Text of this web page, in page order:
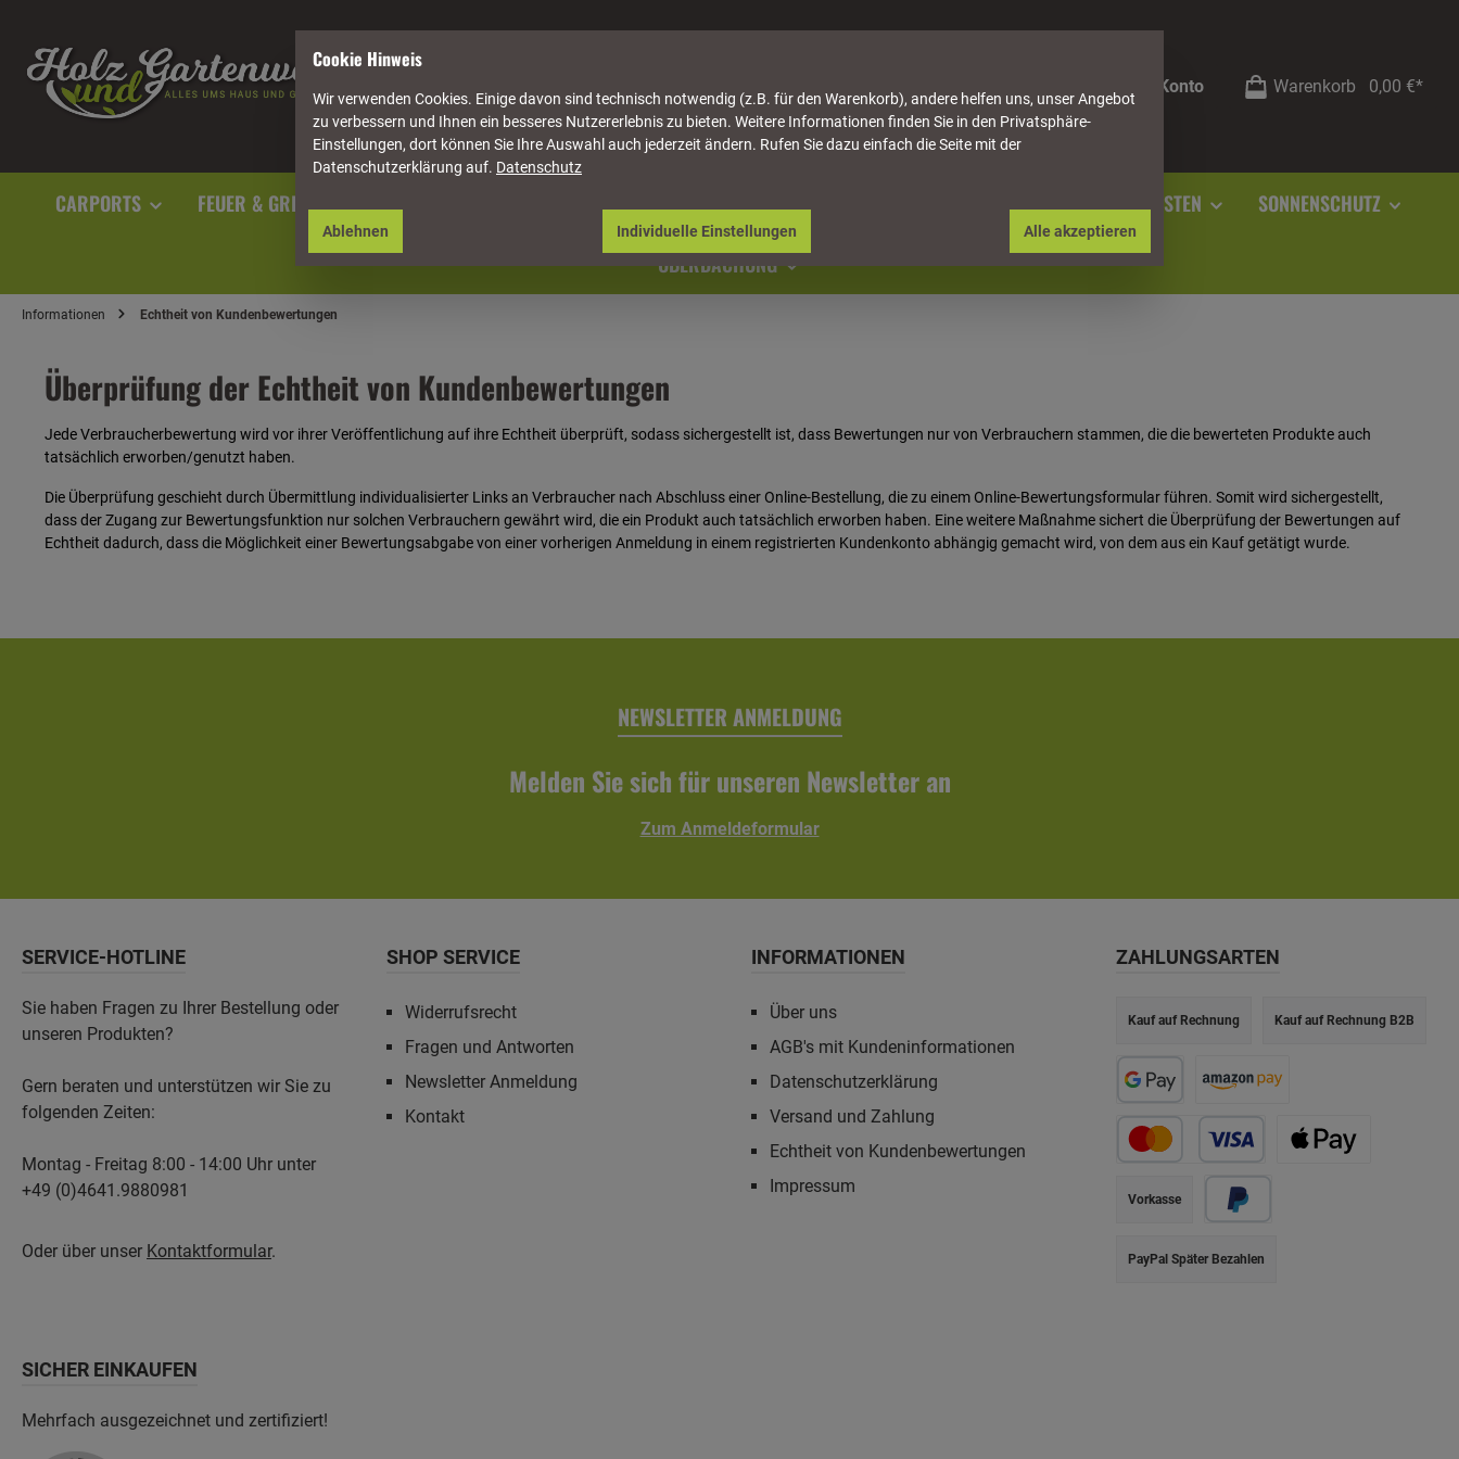
Mein Konto Warenkorb 0,00 €*
CARPORTS FEUER & GRILL GARTENAUSSTATTUNG HÄUSER & PAVILLONS NATURSTEIN SOCKELLEISTEN SONNENSCHUTZ
ÜBERDACHUNG
Informationen Echtheit von Kundenbewertungen
Überprüfung der Echtheit von Kundenbewertungen
Jede Verbraucherbewertung wird vor ihrer Veröffentlichung auf ihre Echtheit überprüft, sodass sichergestellt ist, dass Bewertungen nur von Verbrauchern stammen, die die bewerteten Produkte auch
tatsächlich erworben/genutzt haben.
Die Überprüfung geschieht durch Übermittlung individualisierter Links an Verbraucher nach Abschluss einer Online-Bestellung, die zu einem Online-Bewertungsformular führen. Somit wird sichergestellt,
dass der Zugang zur Bewertungsfunktion nur solchen Verbrauchern gewährt wird, die ein Produkt auch tatsächlich erworben haben. Eine weitere Maßnahme sichert die Überprüfung der Bewertungen auf
Echtheit dadurch, dass die Möglichkeit einer Bewertungsabgabe von einer vorherigen Anmeldung in einem registrierten Kundenkonto abhängig gemacht wird, von dem aus ein Kauf getätigt wurde.
NEWSLETTER ANMELDUNG
Melden Sie sich für unseren Newsletter an
Zum Anmeldeformular
SERVICE-HOTLINE
Sie haben Fragen zu Ihrer Bestellung oder
unseren Produkten?
Gern beraten und unterstützen wir Sie zu
folgenden Zeiten:
Montag - Freitag 8:00 - 14:00 Uhr unter
+49 (0)4641.9880981
Oder über unser Kontaktformular.
SHOP SERVICE
Widerrufsrecht
Fragen und Antworten
Newsletter Anmeldung
Kontakt
INFORMATIONEN
Über uns
AGB's mit Kundeninformationen
Datenschutzerklärung
Versand und Zahlung
Echtheit von Kundenbewertungen
Impressum
ZAHLUNGSARTEN
Vorkasse
PayPal Später Bezahlen
Kauf auf Rechnung Kauf auf Rechnung B2B
SICHER EINKAUFEN
Mehrfach ausgezeichnet und zertifiziert!
Cookie Hinweis
Wir verwenden Cookies. Einige davon sind technisch notwendig (z.B. für den Warenkorb), andere helfen uns, unser Angebot
zu verbessern und Ihnen ein besseres Nutzererlebnis zu bieten. Weitere Informationen finden Sie in den Privatsphäre-
Einstellungen, dort können Sie Ihre Auswahl auch jederzeit ändern. Rufen Sie dazu einfach die Seite mit der
Datenschutzerklärung auf. Datenschutz
Individuelle Einstellungen
Ablehnen Alle akzeptieren